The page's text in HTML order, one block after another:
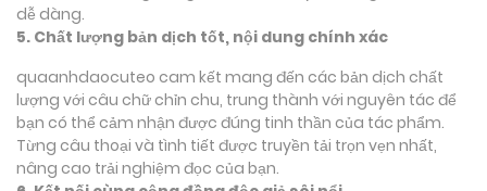
dễ dàng.
5. Chất lượng bản dịch tốt, nội dung chính xác
quaanhdaocuteo cam kết mang đến các bản dịch chất
lượng với câu chữ chỉn chu, trung thành với nguyên tác để
bạn có thể cảm nhận được đúng tinh thần của tác phẩm.
Từng câu thoại và tình tiết được truyền tải trọn vẹn nhất,
nâng cao trải nghiệm đọc của bạn.